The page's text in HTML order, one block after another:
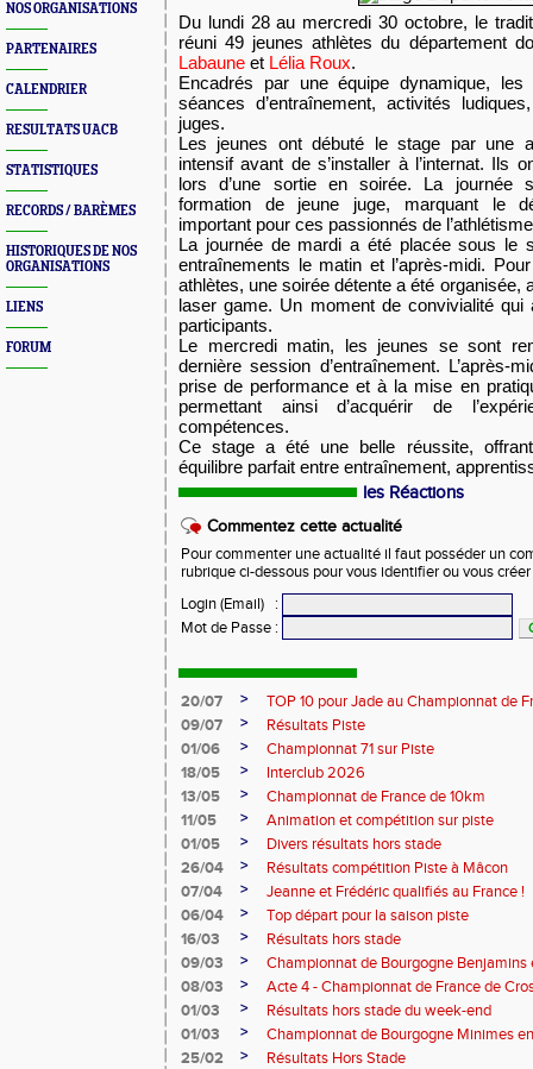
NOS ORGANISATIONS
PARTENAIRES
CALENDRIER
RESULTATS UACB
STATISTIQUES
RECORDS / BARÈMES
HISTORIQUES DE NOS
ORGANISATIONS
LIENS
FORUM
Du lundi 28 au mercredi 30 octobre, le
réuni 49 jeunes athlètes du département
Labaune et Lélia Roux.
Encadrés par une équipe dynamique,
séances d’entraînement, activités
juges.
Les jeunes ont débuté le stage par une
intensif avant de s’installer à l’internat. Ils
lors d’une sortie en soirée. La journée
formation de jeune juge, marquant le
important pour ces passionnés de
La journée de mardi a été placée sous le
entraînements le matin et l’après-midi.
athlètes, une soirée détente a été organisée,
laser game. Un moment de convivialité
participants.
Le mercredi matin, les jeunes se sont
dernière session d’entraînement. L’après-
prise de performance et à la mise en
permettant ainsi d’acquérir de
compétences.
Ce stage a été une belle réussite,
équilibre parfait entre entraînement,
les Réactions
Commentez cette actualité
Pour commenter une actualité il faut posséder un
rubrique ci-dessous pour vous identifier ou vous
Login (Email)
:
Mot de Passe :
20/07 >
TOP 10 pour Jade au Championnat de
09/07
>
Résultats Piste
01/06
>
Championnat 71 sur Piste
18/05
>
Interclub 2026
13/05
>
Championnat de France de 10km
11/05
>
Animation et compétition sur piste
01/05
>
Divers résultats hors stade
26/04
>
Résultats compétition Piste à Mâcon
07/04
>
Jeanne et Frédéric qualifiés au France !
06/04
>
Top départ pour la saison piste
16/03
>
Résultats hors stade
09/03
>
Championnat de Bourgogne Benjamins
08/03
>
Acte 4 - Championnat de France de
01/03
>
Résultats hors stade du week-end
01/03
>
Championnat de Bourgogne Minimes
25/02
>
Résultats Hors Stade